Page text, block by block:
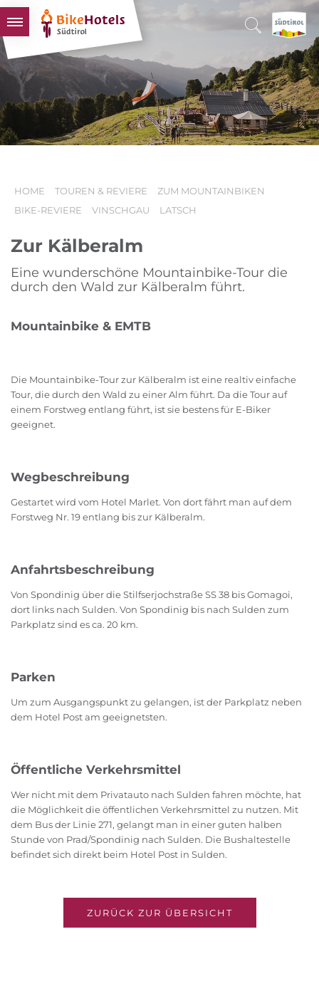
BIKEHOTELS
HOTELS & PAKETE
TOUREN & REVIERE
SÜDTIROL & WIR
HOME TOUREN & REVIERE
ZUM MOUNTAINBIKEN
BIKE-REVIERE
VINSCHGAU LATSCH
Zur Kälberalm
Eine wunderschöne Mountainbike-Tour die
durch den Wald zur Kälberalm führt.
Mountainbike & EMTB
Die Mountainbike-Tour zur Kälberalm ist eine realtiv einfache
Tour, die durch den Wald zu einer Alm führt. Da die Tour auf
einem Forstweg entlang führt, ist sie bestens für E-Biker
geeignet.
Wegbeschreibung
Gestartet wird vom Hotel Marlet. Von dort fährt man auf dem
Forstweg Nr. 19 entlang bis zur Kälberalm.
Anfahrtsbeschreibung
Von Spondinig über die Stilfserjochstraße SS 38 bis Gomagoi,
dort links nach Sulden. Von Spondinig bis nach Sulden zum
Parkplatz sind es ca. 20 km.
Parken
Um zum Ausgangspunkt zu gelangen, ist der Parkplatz neben
dem Hotel Post am geeignetsten.
Öffentliche Verkehrsmittel
Wer nicht mit dem Privatauto nach Sulden fahren möchte, hat
die Möglichkeit die öffentlichen Verkehrsmittel zu nutzen. Mit
dem Bus der Linie 271, gelangt man in einer guten halben
Stunde von Prad/Spondinig nach Sulden. Die Bushaltestelle
befindet sich direkt beim Hotel Post in Sulden.
ZURÜCK ZUR ÜBERSICHT